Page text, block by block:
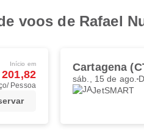
voos de Rafael
Início em
201,82
Pessoa
Cartagena
sáb., 15 de ago.
JetSMART